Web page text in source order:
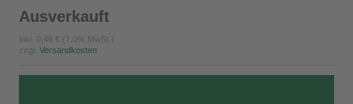
Ausverkauft
inkl. 0,46 € (7.0% MwSt.)
zzgl. Versandkosten